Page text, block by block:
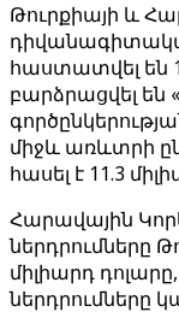
Թուրքիայի և
հաստատվել են
բարձրացվել
միջև առևտրի
հասել է 11.3
Հարավային
ներդրումները
միլիարդ
ներդրումները